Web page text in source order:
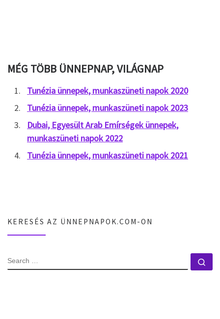
MÉG TÖBB ÜNNEPNAP, VILÁGNAP
Tunézia ünnepek, munkaszüneti napok 2020
Tunézia ünnepek, munkaszüneti napok 2023
Dubai, Egyesült Arab Emírségek ünnepek,
munkaszüneti napok 2022
Tunézia ünnepek, munkaszüneti napok 2021
KERESÉS AZ ÜNNEPNAPOK.COM-ON
SEARCH